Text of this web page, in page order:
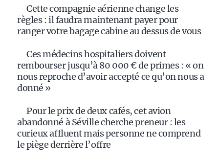
Cette compagnie aérienne change les
règles : il faudra maintenant payer pour
ranger votre bagage cabine au dessus de vous
Ces médecins hospitaliers doivent
rembourser jusqu’à 80 000 € de primes : « on
nous reproche d’avoir accepté ce qu’on nous a
donné »
Pour le prix de deux cafés, cet avion
abandonné à Séville cherche preneur : les
curieux affluent mais personne ne comprend
le piège derrière l’offre